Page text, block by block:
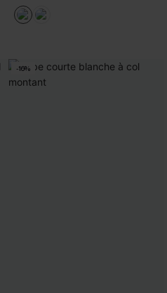
-16%